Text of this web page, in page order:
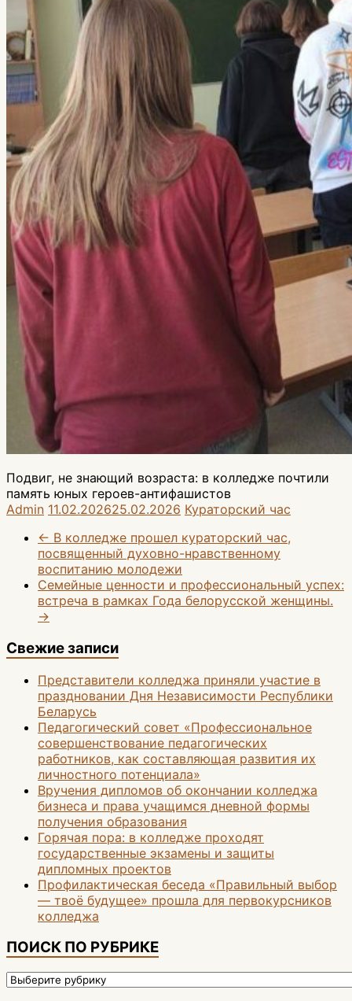
Подвиг, не знающий возраста: в колледже почтили
память юных героев-антифашистов
Admin 11.02.202625.02.2026 Кураторский час
← В колледже прошел кураторский час,
посвященный духовно-нравственному
воспитанию молодежи
Семейные ценности и профессиональный успех:
встреча в рамках Года белорусской женщины.
→
Свежие записи
Представители колледжа приняли участие в
праздновании Дня Независимости Республики
Беларусь
Педагогический совет «Профессиональное
совершенствование педагогических
работников, как составляющая развития их
личностного потенциала»
Вручения дипломов об окончании колледжа
бизнеса и права учащимся дневной формы
получения образования
Горячая пора: в колледже проходят
государственные экзамены и защиты
дипломных проектов
Профилактическая беседа «Правильный выбор
— твоё будущее» прошла для первокурсников
колледжа
ПОИСК ПО РУБРИКЕ
ПОИСК